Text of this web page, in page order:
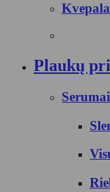
Plaukų
Serumai